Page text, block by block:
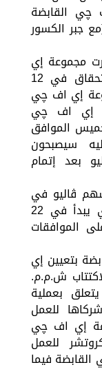
چي القابضة
جبر الكسور
مجموعة إي
اف چي القابضة تحديد تاريخ الاستحقاق في 12
إي اف چي
إي اف چي
الموافق
عليه سيصبحون
بعد إتمام
ڤاليو في
البورصة المصرية خلال الأسبوع الذي يبدأ في 22
على الموافقات
بتعيين إي
ش.م.م.
بعملية
للعمل
إي اف چي
للعمل
فيما